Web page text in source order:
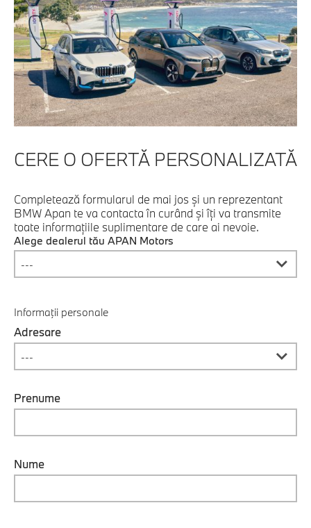
CERE O OFERTĂ PERSONALIZATĂ
Completează formularul de mai jos şi un reprezentant
BMW Apan te va contacta în curând şi îţi va transmite
toate informaţiile suplimentare de care ai nevoie.
Alege dealerul tău APAN Motors
Informaţii personale
Adresare
Prenume
Nume